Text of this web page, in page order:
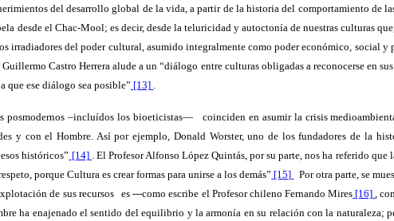
del desarrollo global de la vida, a partir de la historia del comportamiento de
desde el Chac-Mool; es decir, desde la teluricidad y autoctonía de nuestras culturas
irradiadores del poder cultural, asumido integralmente como poder económico, social
Castro Herrera alude a un “diálogo entre culturas obligadas a reconocerse en
ese diálogo sea posible” [13] .
posmodernos –incluídos los bioeticistas— coinciden en asumir la crisis
y con el Hombre. Así por ejemplo, Donald Worster, uno de los fundadores de la
históricos” [14] . El Profesor Alfonso López Quintás, por su parte, nos ha referido
porque Cultura es crear formas para unirse a los demás” [15]
Por otra parte, se
de sus recursos
es ---como escribe el Profesor chileno Fernando Mires [16] ,
ha enajenado el sentido del equilibrio y la armonía en su relación con la